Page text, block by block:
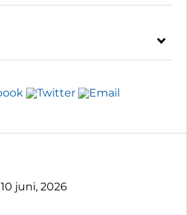
10 juni, 2026